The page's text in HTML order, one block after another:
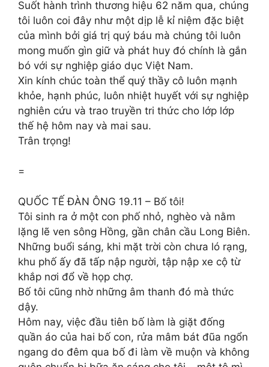
Suốt hành trình thương hiệu 62 năm qua, chúng
tôi luôn coi đây như một dịp lễ kỉ niệm đặc biệt
của mình bởi giá trị quý báu mà chúng tôi luôn
mong muốn gìn giữ và phát huy đó chính là gắn
bó với sự nghiệp giáo dục Việt Nam.
Xin kính chúc toàn thể quý thầy cô luôn mạnh
khỏe, hạnh phúc, luôn nhiệt huyết với sự nghiệp
nghiên cứu và trao truyền tri thức cho lớp lớp
thế hệ hôm nay và mai sau.
Trân trọng!
=
QUỐC TẾ ĐÀN ÔNG 19.11 – Bố tôi!
Tôi sinh ra ở một con phố nhỏ, nghèo và nằm
lặng lẽ ven sông Hồng, gần chân cầu Long Biên.
Những buổi sáng, khi mặt trời còn chưa ló rạng,
khu phố ấy đã tấp nập người, tập nập xe cộ từ
khắp nơi đổ về họp chợ.
Bố tôi cũng nhờ những âm thanh đó mà thức
dậy.
Hôm nay, việc đầu tiên bố làm là giặt đống
quần áo của hai bố con, rửa mâm bát đũa ngổn
ngang do đêm qua bố đi làm về muộn và không